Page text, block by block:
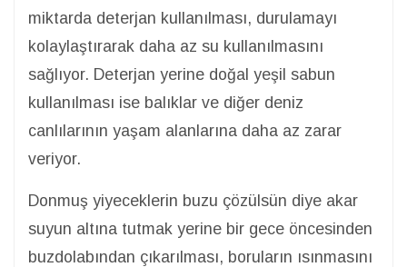
miktarda deterjan kullanılması, durulamayı
kolaylaştırarak daha az su kullanılmasını
sağlıyor. Deterjan yerine doğal yeşil sabun
kullanılması ise balıklar ve diğer deniz
canlılarının yaşam alanlarına daha az zarar
veriyor.
Donmuş yiyeceklerin buzu çözülsün diye akar
suyun altına tutmak yerine bir gece öncesinden
buzdolabından çıkarılması, boruların ısınmasını